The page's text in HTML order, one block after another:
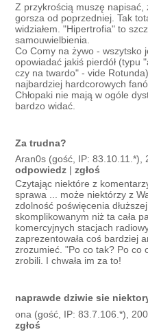
Z przykrością muszę napisać,
gorsza od poprzedniej. Tak
widziałem. "Hipertrofia" to
samouwielbienia.
Co Comy na żywo - wszytsko
opowiadać jakiś pierdół (typu
czy na twardo" - vide
najbardziej hardcorowych
Chłopaki nie mają w ogóle
bardzo widać.
Za trudna?
Aran0s (gość, IP: 83.10.11.*),
odpowiedz |zgłoś
Czytając niektóre z
sprawa ... może niektórzy z
zdolność poświęcenia
skomplikowanym niż ta cała
komercyjnych stacjach
zaprezentowała coś bardziej
zrozumieć. "Po co tak? Po co
zrobili. I chwała im za to!
naprawde dziwie sie
ona (gość, IP: 83.7.106.*),
zgłoś